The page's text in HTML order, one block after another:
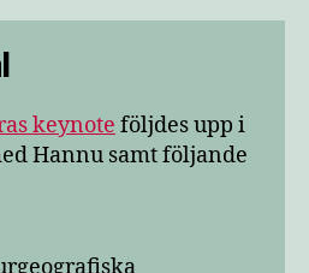
keynote följdes upp i
Hannu samt följande